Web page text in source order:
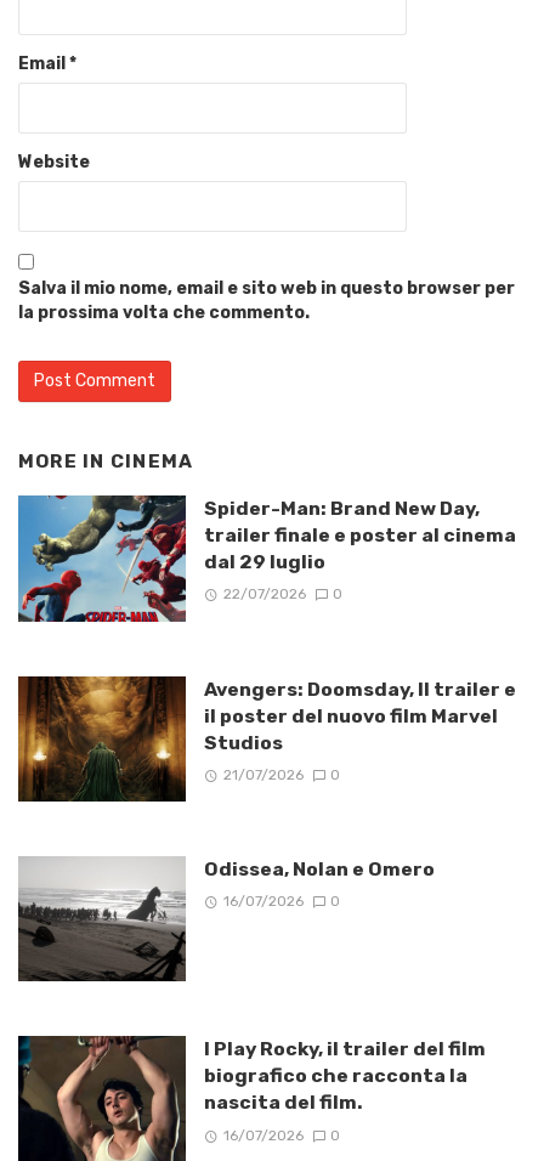
Email *
Website
Salva il mio nome, email e sito web in questo browser per
la prossima volta che commento.
MORE IN CINEMA
Spider-Man: Brand New Day,
trailer finale e poster al cinema
dal 29 luglio
22/07/2026 0
Avengers: Doomsday, Il trailer e
il poster del nuovo film Marvel
Studios
21/07/2026 0
Odissea, Nolan e Omero
16/07/2026 0
I Play Rocky, il trailer del film
biografico che racconta la
nascita del film.
16/07/2026 0